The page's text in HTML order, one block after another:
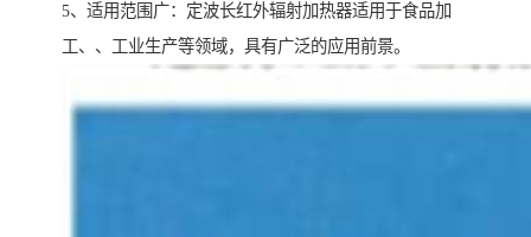
5、适用范围广：定波长红外辐射加热器适用于食品加
工、、工业生产等领域，具有广泛的应用前景。